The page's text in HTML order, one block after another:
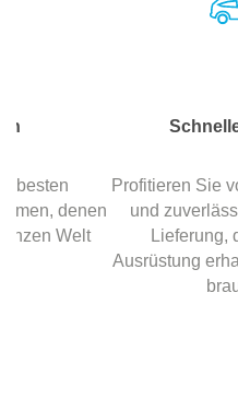
besten
denen
Welt
Profitieren Sie
und
Lieferung,
Ausrüstung